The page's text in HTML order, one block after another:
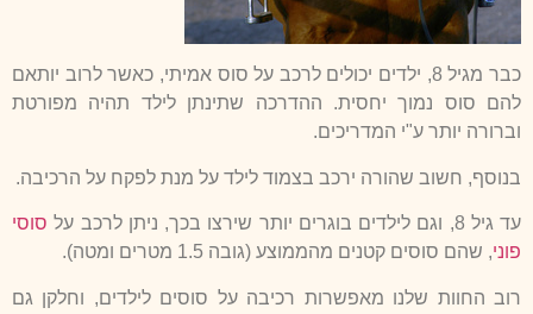
כבר מגיל 8, ילדים יכולים לרכב על סוס אמיתי, כאשר לרוב יותאם
להם סוס נמוך יחסית. ההדרכה שתינתן לילד תהיה מפורטת
וברורה יותר ע"י המדריכים.
בנוסף, חשוב שהורה ירכב בצמוד לילד על מנת לפקח על הרכיבה.
עד גיל 8, וגם לילדים בוגרים יותר שירצו בכך, ניתן לרכב על
סוסי
פוני, שהם סוסים קטנים מהממוצע (גובה 1.5 מטרים ומטה).
רוב החוות שלנו מאפשרות רכיבה על סוסים לילדים, וחלקן גם